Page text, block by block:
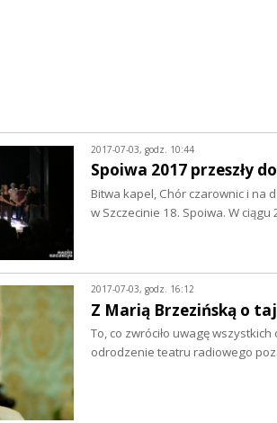
2017-07-03, godz. 10:44
Spoiwa 2017 przeszły
Bitwa kapel, Chór czarownic i na
w Szczecinie 18. Spoiwa. W
2017-07-03, godz. 16:12
Z Marią Brzezińską o
To, co zwróciło uwagę
odrodzenie teatru radiowego